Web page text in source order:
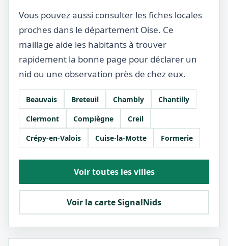
Vous pouvez aussi consulter les fiches locales
proches dans le département Oise. Ce
maillage aide les habitants à trouver
rapidement la bonne page pour déclarer un
nid ou une observation près de chez eux.
Beauvais Breteuil Chambly
Chantilly
Clermont
Compiègne
Creil
Crépy-en-Valois
Cuise-la-Motte Formerie
Voir toutes les villes
Voir la carte SignalNids